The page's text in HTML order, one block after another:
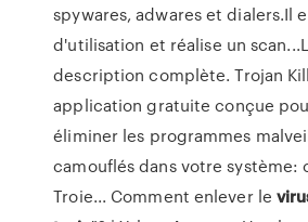
spywares, adwares et dialers.Il
d'utilisation et réalise un
description complète. Trojan
application gratuite conçue
éliminer les programmes
camouflés dans votre système:
Troie... Comment enlever le